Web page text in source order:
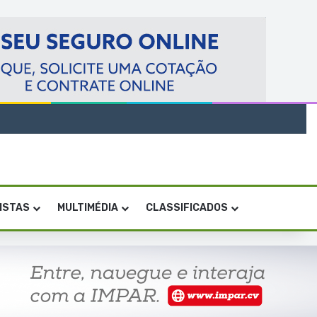
MULTIMÉDIA CLASSIFICADOS